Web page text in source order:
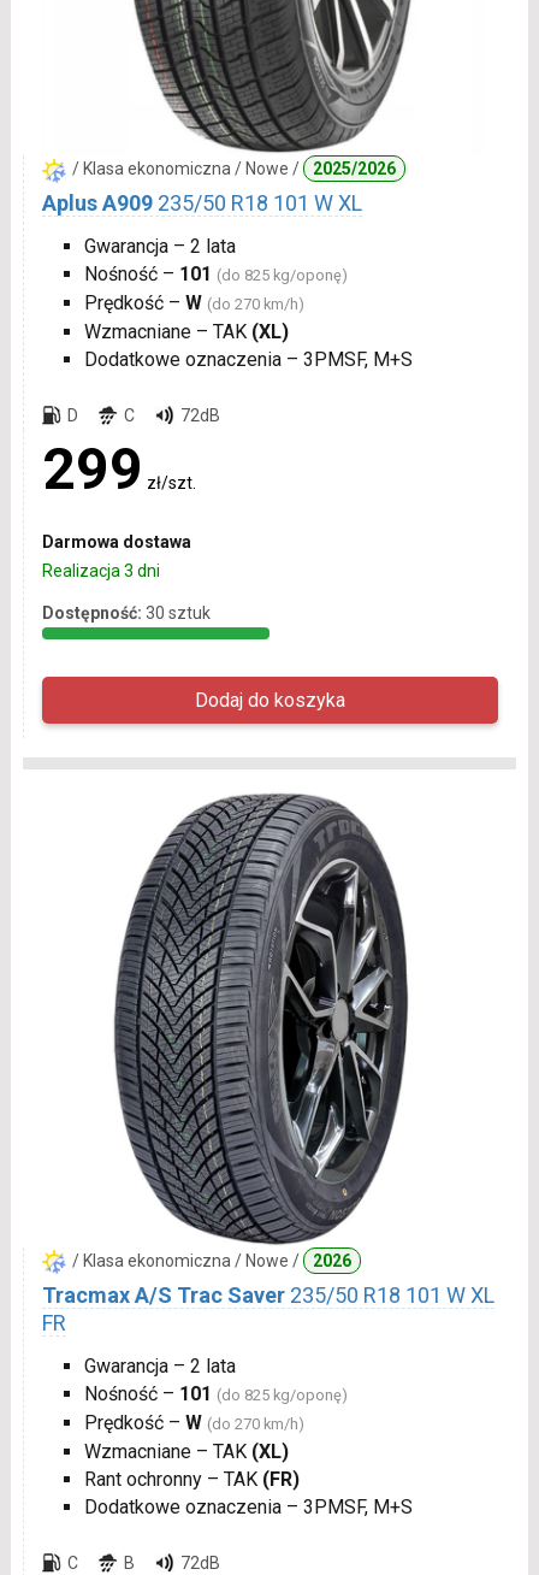
/ Klasa ekonomiczna / Nowe / 2025/2026
Aplus A909 235/50 R18 101 W XL
Gwarancja – 2 lata
Nośność – 101 (do 825 kg/oponę)
Prędkość – W (do 270 km/h)
Wzmacniane – TAK (XL)
Dodatkowe oznaczenia – 3PMSF, M+S
D C 72dB
299 zł/szt.
Darmowa dostawa
Realizacja 3 dni
Dostępność: 30 sztuk
/ Klasa ekonomiczna / Nowe / 2026
Tracmax A/S Trac Saver 235/50 R18 101 W XL
FR
Gwarancja – 2 lata
Nośność – 101 (do 825 kg/oponę)
Prędkość – W (do 270 km/h)
Wzmacniane – TAK (XL)
Rant ochronny – TAK (FR)
Dodatkowe oznaczenia – 3PMSF, M+S
C B 72dB